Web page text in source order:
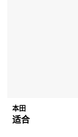
本田
适合